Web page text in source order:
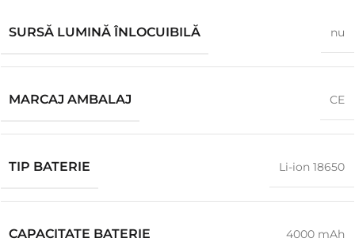
SURSĂ LUMINĂ ÎNLOCUIBILĂ nu
MARCAJ AMBALAJ CE
TIP BATERIE Li-ion 18650
CAPACITATE BATERIE 4000 mAh